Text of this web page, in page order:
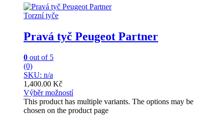
Torzní tyče
Pravá tyč Peugeot Partner
0 out of 5
(0)
SKU: n/a
1,400.00 Kč
Výběr možností
This product has multiple variants. The options may be
chosen on the product page